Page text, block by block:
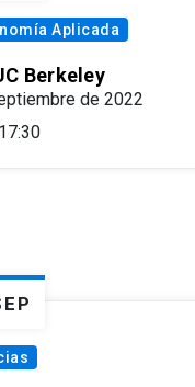
Aplicada
Berkeley
de 2022